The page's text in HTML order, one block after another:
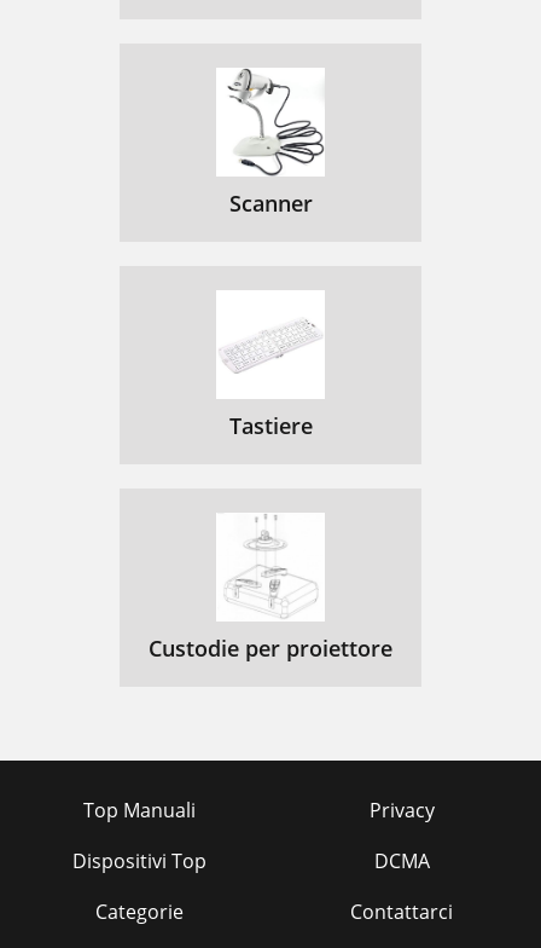
Scanner
Tastiere
Custodie per proiettore
Top Manuali
Dispositivi Top
Categorie
Privacy
DCMA
Contattarci